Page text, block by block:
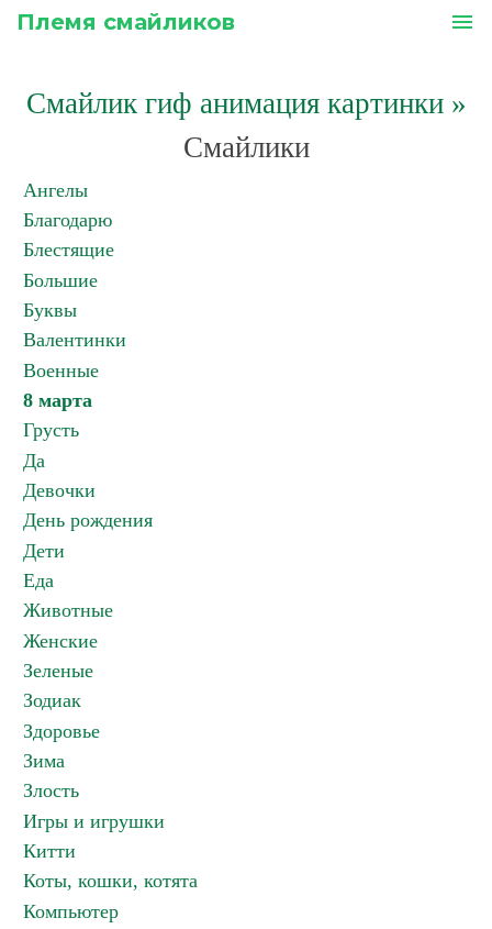
Племя смайликов menu
Смайлик гиф анимация картинки»
Смайлики
Ангелы
Благодарю
Блестящие
Большие
Буквы
Валентинки
Военные
8 марта
Грусть
Да
Девочки
День рождения
Дети
Еда
Животные
Женские
Зеленые
Зодиак
Здоровье
Зима
Злость
Игры и игрушки
Китти
Коты, кошки, котята
Компьютер